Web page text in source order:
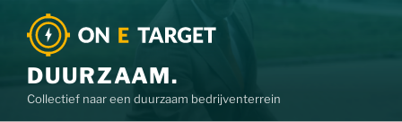
DUURZAAM.
Collectief naar een duurzaam bedrijventerrein